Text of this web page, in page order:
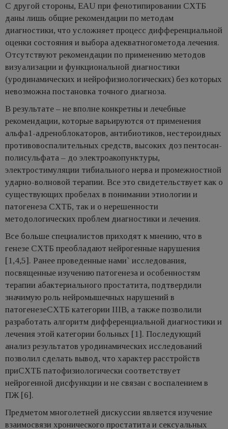
С другой стороны, EAU при фенотипировании СХТБ
даны лишь общие рекомендации по методам
диагностики, что усложняет процесс дифференциальной
оценки состояния и выбора адекватногометода лечения.
Отсутствуют рекомендации по применению методов
визуализации и функциональной диагностики
(уродинамических и нейрофизиологических) без которых
невозможна постановка точного диагноза.
В результате – не вполне конкретны и лечебные
рекомендации, которые варьируются от применения
альфа1-адреноблокаторов, антибиотиков, нестероидных
противовоспалительных средств, высоких доз пентосан-
полисульфата – до электроакопунктуры,
электростимуляции тибиального нерва и промежностной
ударно-волновой терапии. Все это свидетельствует как о
существующих пробелах в понимании этиологии и
патогенеза СХТБ, так и о нерешенности
методологических проблем диагностики и лечения.
Все больше специалистов приходят к мнению, что в
генезе СХТБ преобладают нейрогенные нарушения
[1,4,5]. Ранее проведенные нами` исследования,
посвященные изучению патогенеза и особенностям
терапии абактериального простатита, подтвердили
значимую роль нейромышечных нарушений в
патогенезеСХТБ категории IIIB, а также позволили
разработать алгоритм дифференциальной диагностики и
лечения этой категории больных [1]. Последующий
анализ результатов уродинамических исследований
позволил сделать вывод, что характер расстройств
приСХТБ патофизиологически соответствует
нейрогенной дисфункции и не связан с воспалением в
ПЖ [6].
Предметом многолетней дискуссии является изучение
взаимосвязи хронического простатита и сексуальных